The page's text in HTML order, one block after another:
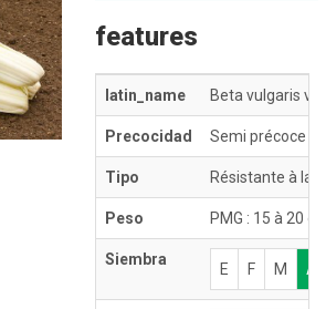
features
latin_name Beta vulgaris
Precocidad Semi précoce
Tipo Résistante à la
Peso PMG : 15 à 20 g
Siembra
E F M A